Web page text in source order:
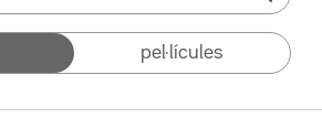
pel·lícules